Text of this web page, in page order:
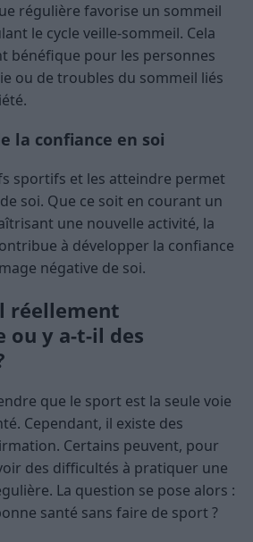
régulière favorise un sommeil
le cycle veille-sommeil. Cela
bénéfique pour les personnes
ou de troubles du sommeil liés
la confiance en soi
sportifs et les atteindre permet
de soi. Que ce soit en courant un
une nouvelle activité, la
à développer la confiance
négative de soi.
réellement
ou y a-t-il des
que le sport est la seule voie
Cependant, il existe des
Certains peuvent, pour
des difficultés à pratiquer une
La question se pose alors :
santé sans faire de sport ?